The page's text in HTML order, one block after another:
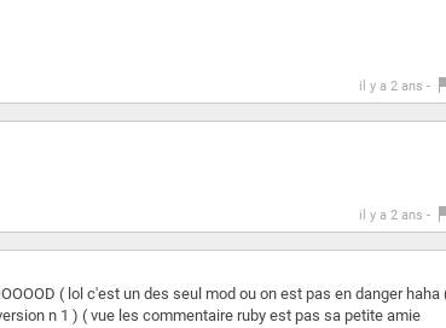
il y a 2 ans -
il y a 2 ans -
( lol c'est un des seul mod ou on est pas en danger haha
n 1 ) ( vue les commentaire ruby est pas sa petite amie